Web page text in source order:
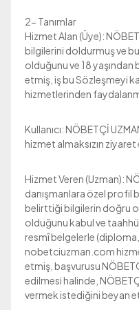
2- Tanımlar
Hizmet Alan (Üye):
bilgilerini doldurmuş ve
olduğunu ve 18
etmiş, iş bu Sözleşmeyi
hizmetlerinden
Kullanıcı: NÖBETÇİ
hizmet almaksızın ziyaret
Hizmet Veren (Uzman):
danışmanlara özel profil
belirttiği bilgilerin doğru
olduğunu kabul ve
resmî belgelerle
nobetciuzman.com
etmiş, başvurusu
edilmesi halinde,
vermek istediğini beyan